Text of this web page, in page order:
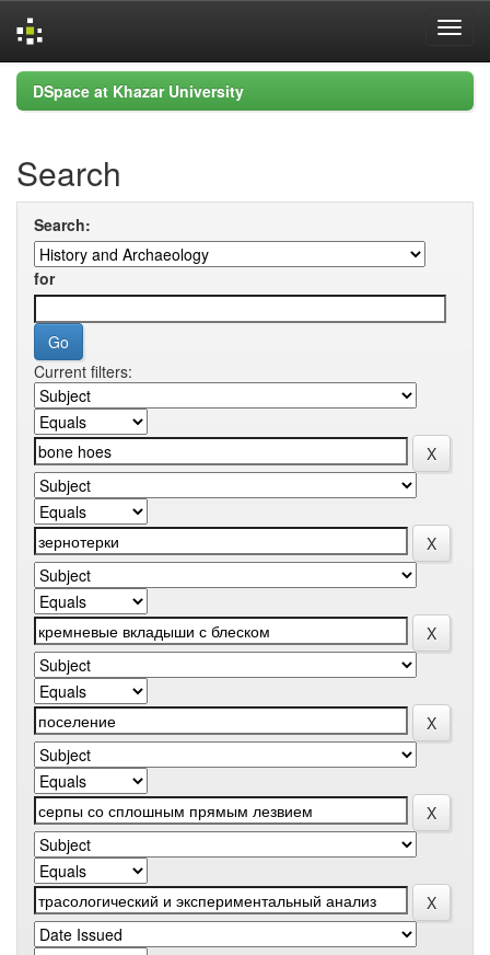
Skip
navigation
DSpace at Khazar University
Search
Search:
for
Current filters: